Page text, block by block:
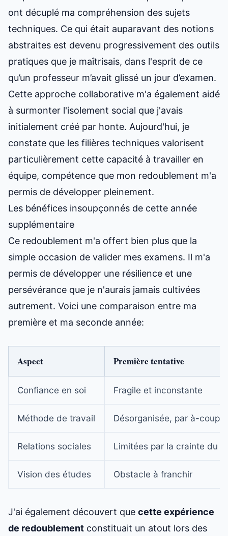
ont décuplé ma compréhension des sujets
techniques. Ce qui était auparavant des notions
abstraites est devenu progressivement des outils
pratiques que je maîtrisais, dans l'esprit de ce
qu’un professeur m’avait glissé un jour d’examen.
Cette approche collaborative m'a également aidé
à surmonter l'isolement social que j'avais
initialement créé par honte. Aujourd'hui, je
constate que les filières techniques valorisent
particulièrement cette capacité à travailler en
équipe, compétence que mon redoublement m'a
permis de développer pleinement.
Les bénéfices insoupçonnés de cette année
supplémentaire
Ce redoublement m'a offert bien plus que la
simple occasion de valider mes examens. Il m'a
permis de développer une résilience et une
persévérance que je n'aurais jamais cultivées
autrement. Voici une comparaison entre ma
première et ma seconde année:
Aspect Première tentative
Confiance en soi Fragile et inconstante
Méthode de travail Désorganisée, par à-coups
Relations sociales Limitées par la crainte du
Vision des études Obstacle à franchir
J'ai également découvert que cette expérience
de redoublement constituait un atout lors des